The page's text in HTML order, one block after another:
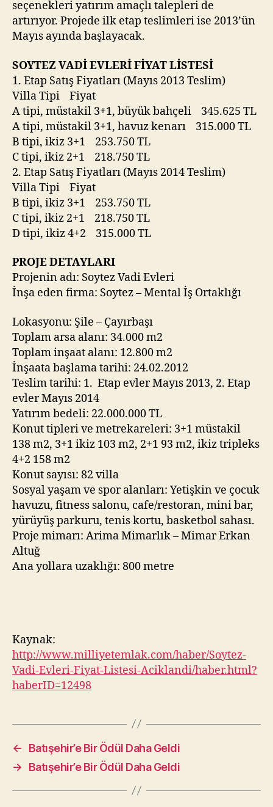
seçenekleri yatırım amaçlı talepleri de
artırıyor. Projede ilk etap teslimleri ise 2013’ün
Mayıs ayında başlayacak.
SOYTEZ VADİ EVLERİ FİYAT LİSTESİ
1. Etap Satış Fiyatları (Mayıs 2013 Teslim)
Villa Tipi Fiyat
A tipi, müstakil 3+1, büyük bahçeli 345.625 TL
A tipi, müstakil 3+1, havuz kenarı 315.000 TL
B tipi, ikiz 3+1 253.750 TL
C tipi, ikiz 2+1 218.750 TL
2. Etap Satış Fiyatları (Mayıs 2014 Teslim)
Villa Tipi Fiyat
B tipi, ikiz 3+1 253.750 TL
C tipi, ikiz 2+1 218.750 TL
D tipi, ikiz 4+2 315.000 TL
PROJE DETAYLARI
Projenin adı: Soytez Vadi Evleri
İnşa eden firma: Soytez – Mental İş Ortaklığı
Lokasyonu: Şile – Çayırbaşı
Toplam arsa alanı: 34.000 m2
Toplam inşaat alanı: 12.800 m2
İnşaata başlama tarihi: 24.02.2012
Teslim tarihi: 1. Etap evler Mayıs 2013, 2. Etap
evler Mayıs 2014
Yatırım bedeli: 22.000.000 TL
Konut tipleri ve metrekareleri: 3+1 müstakil
138 m2, 3+1 ikiz 103 m2, 2+1 93 m2, ikiz tripleks
4+2 158 m2
Konut sayısı: 82 villa
Sosyal yaşam ve spor alanları: Yetişkin ve çocuk
havuzu, fitness salonu, cafe/restoran, mini bar,
yürüyüş parkuru, tenis kortu, basketbol sahası.
Proje mimarı: Arima Mimarlık – Mimar Erkan
Altuğ
Ana yollara uzaklığı: 800 metre
Kaynak:
http://www.milliyetemlak.com/haber/Soytez-
Vadi-Evleri-Fiyat-Listesi-Aciklandi/haber.html?
haberID=12498
←
Batışehir’e Bir Ödül Daha Geldi
→
Batışehir’e Bir Ödül Daha Geldi